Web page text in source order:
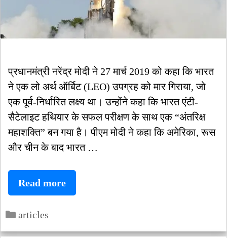
प्रधानमंत्री नरेंद्र मोदी ने 27 मार्च 2019 को कहा कि भारत
ने एक लो अर्थ ऑर्बिट (LEO) उपग्रह को मार गिराया, जो
एक पूर्व-निर्धारित लक्ष्य था। उन्होंने कहा कि भारत एंटी-
सैटेलाइट हथियार के सफल परीक्षण के साथ एक “अंतरिक्ष
महाशक्ति” बन गया है। पीएम मोदी ने कहा कि अमेरिका, रूस
और चीन के बाद भारत …
Read moreक्या
है
Categories
articles